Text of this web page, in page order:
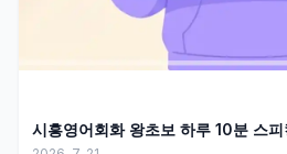
시흥영어회화 왕초보 하루 10분 스